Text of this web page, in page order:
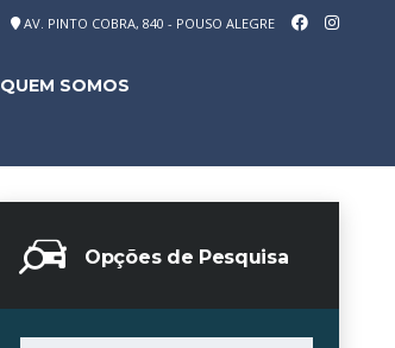
AV. PINTO COBRA, 840 - POUSO ALEGRE
QUEM SOMOS
Opções de Pesquisa